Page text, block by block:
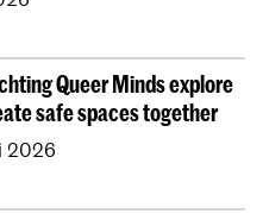
Queer Minds explore
safe spaces together
2026